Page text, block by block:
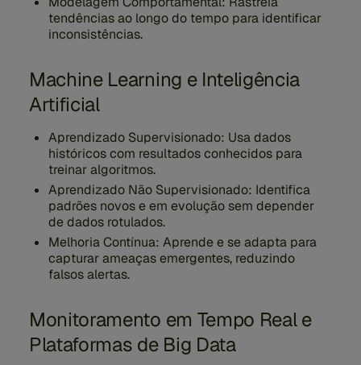
tendências ao longo do tempo para identificar
inconsistências.
Machine Learning e Inteligência
Artificial
Aprendizado Supervisionado: Usa dados
históricos com resultados conhecidos para
treinar algoritmos.
Aprendizado Não Supervisionado: Identifica
padrões novos e em evolução sem depender
de dados rotulados.
Melhoria Contínua: Aprende e se adapta para
capturar ameaças emergentes, reduzindo
falsos alertas.
Monitoramento em Tempo Real e
Plataformas de Big Data